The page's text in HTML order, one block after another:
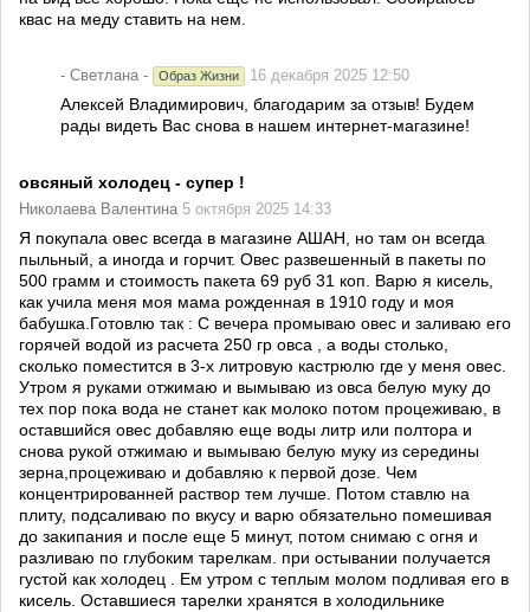
квас на меду ставить на нем.
- Светлана - Образ Жизни 16 декабря 2025 12:50
Алексей Владимирович, благодарим за отзыв! Будем
рады видеть Вас снова в нашем интернет-магазине!
овсяный холодец - супер !
Николаева Валентина 5 октября 2025 14:33
Я покупала овес всегда в магазине АШАН, но там он всегда
пыльный, а иногда и горчит. Овес развешенный в пакеты по
500 грамм и стоимость пакета 69 руб 31 коп. Варю я кисель,
как учила меня моя мама рожденная в 1910 году и моя
бабушка.Готовлю так : С вечера промываю овес и заливаю его
горячей водой из расчета 250 гр овса , а воды столько,
сколько поместится в 3-х литровую кастрюлю где у меня овес.
Утром я руками отжимаю и вымываю из овса белую муку до
тех пор пока вода не станет как молоко потом процеживаю, в
оставшийся овес добавляю еще воды литр или полтора и
снова рукой отжимаю и вымываю белую муку из середины
зерна,процеживаю и добавляю к первой дозе. Чем
концентрированней раствор тем лучше. Потом ставлю на
плиту, подсаливаю по вкусу и варю обязательно помешивая
до закипания и после еще 5 минут, потом снимаю с огня и
разливаю по глубоким тарелкам. при остывании получается
густой как холодец . Ем утром с теплым молом подливая его в
кисель. Оставшиеся тарелки хранятся в холодильнике